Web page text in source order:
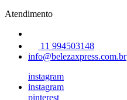
Atendimento
11 994503148
info@belezaxpress.com.br
instagram
instagram
pinterest